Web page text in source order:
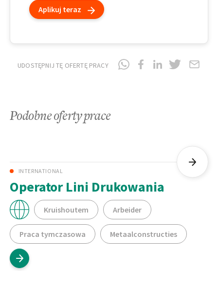
Aplikuj teraz
UDOSTĘPNIJ TĘ OFERTĘ PRACY
Podobne oferty prace
INTERNATIONAL
Operator Lini Drukowania
Kruishoutem Arbeider
Praca tymczasowa Metaalconstructies